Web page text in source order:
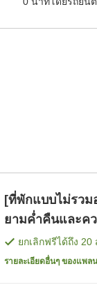
[ที่พักแบบไม่รวม
ยามค่ำคืนและค
ยกเลิกฟรีได้ถึง 20
รายละเอียดอื่นๆ ของแพล